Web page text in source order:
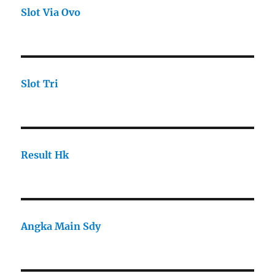
Slot Via Ovo
Slot Tri
Result Hk
Angka Main Sdy